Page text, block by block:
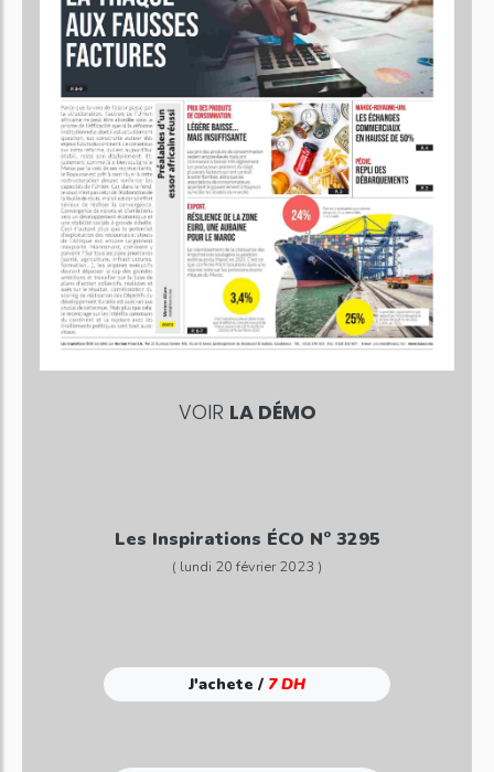
VOIR LA DÉMO
Les Inspirations ÉCO N° 3295
( lundi 20 février 2023 )
J'achete / 7 DH